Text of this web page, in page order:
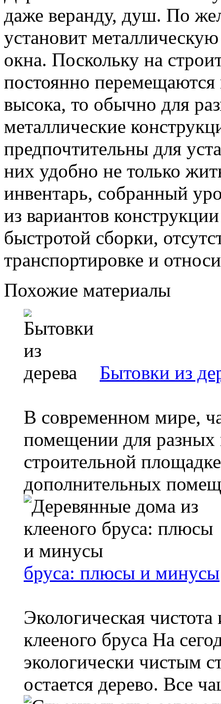
даже веранду, душ. По
установит
окна. Поскольку на
постоянно перемещаются
высока, то обычно для
металлические
предпочтительны для
них удобно не только
инвентарь, собранный
из вариантов
быстротой сборки,
транспортировке и
Похожие материалы
Бытовки из
В современном мире,
помещении для разных
строительной
дополнительных
бруса: плюсы и минусы
Экологическая
клееного бруса На
экологически чистым
остается дерево. Все